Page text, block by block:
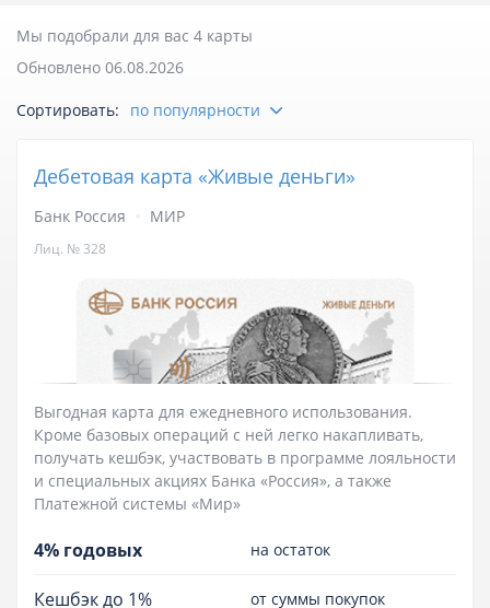
Отделения
Личный кабинет
Мы подобрали для вас 4 карты
Обновлено 06.08.2026
Сортировать: по популярности
Дебетовая карта «Живые деньги»
Банк Россия МИР
Лиц. № 328
Выгодная карта для ежедневного использования.
Кроме базовых операций с ней легко накапливать,
получать кешбэк, участвовать в программе лояльности
и специальных акциях Банка «Россия», а также
Платежной системы «Мир»
4% годовых на остаток
Кешбэк до 1% от суммы покупок